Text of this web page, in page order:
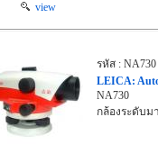
view
รหัส : NA730
LEICA:
NA730
กล้องระดับม